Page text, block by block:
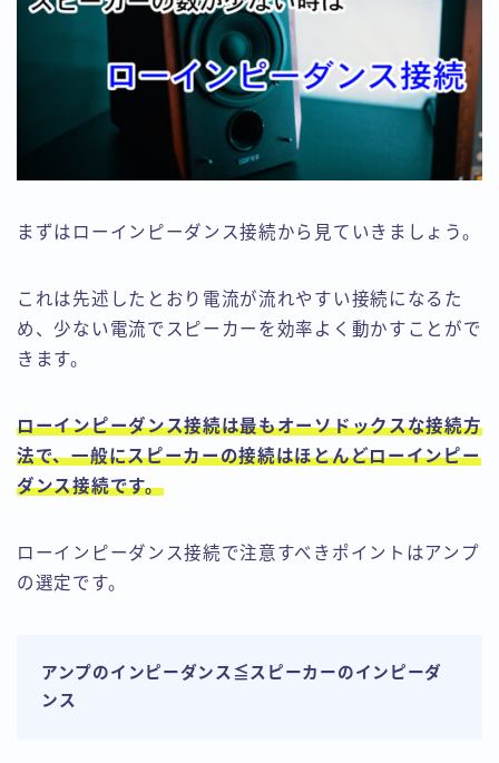
まずはローインピーダンス接続から見ていきましょう。
これは先述したとおり電流が流れやすい接続になるた
め、少ない電流でスピーカーを効率よく動かすことがで
きます。
ローインピーダンス接続は最もオーソドックスな接続方
法で、一般にスピーカーの接続はほとんどローインピー
ダンス接続です。
ローインピーダンス接続で注意すべきポイントはアンプ
の選定です。
アンプのインピーダンス≦スピーカーのインピーダ
ンス